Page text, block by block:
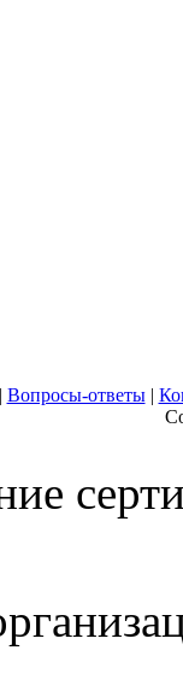
| Вопросы-ответы|